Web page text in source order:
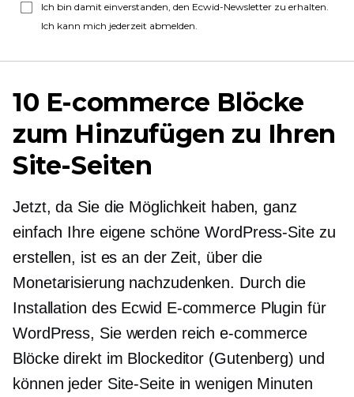
Ich bin damit einverstanden, den Ecwid-Newsletter zu erhalten.
Ich kann mich jederzeit abmelden.
10 E-commerce Blöcke
zum Hinzufügen zu Ihren
Site-Seiten
Jetzt, da Sie die Möglichkeit haben, ganz
einfach Ihre eigene schöne WordPress-Site zu
erstellen, ist es an der Zeit, über die
Monetarisierung nachzudenken. Durch die
Installation des Ecwid E-commercePlugin für
WordPress, Sie werden reiche-commerce
Blöcke direkt im Blockeditor (Gutenberg) und
können jeder Site-Seite in wenigen Minuten